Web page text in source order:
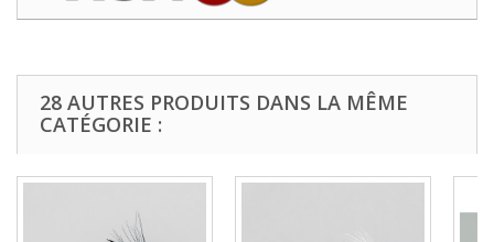
28 AUTRES PRODUITS DANS LA MÊME
CATÉGORIE :